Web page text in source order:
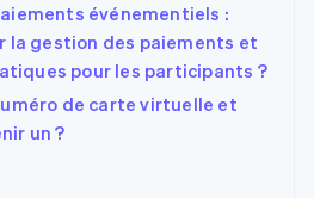
événementiels :
gestion des paiements et
pour les participants ?
de carte virtuelle et
un ?